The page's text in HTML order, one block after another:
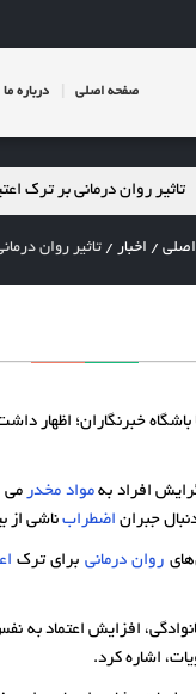
صفحه اصلی درباره ما
تاثیر روان درمانی بر ترک
/ اخبار / تاثیر روان
خبرنگاران؛ اظهار
افراد بهمواد مخدر می
جبران اضطراب ناشی از
روان درمانی برای ترک
افزایش اعتماد به
اشاره کرد.